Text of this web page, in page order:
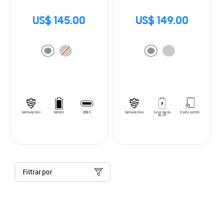
US$ 145.00 US$ 149.00
Filtrar por